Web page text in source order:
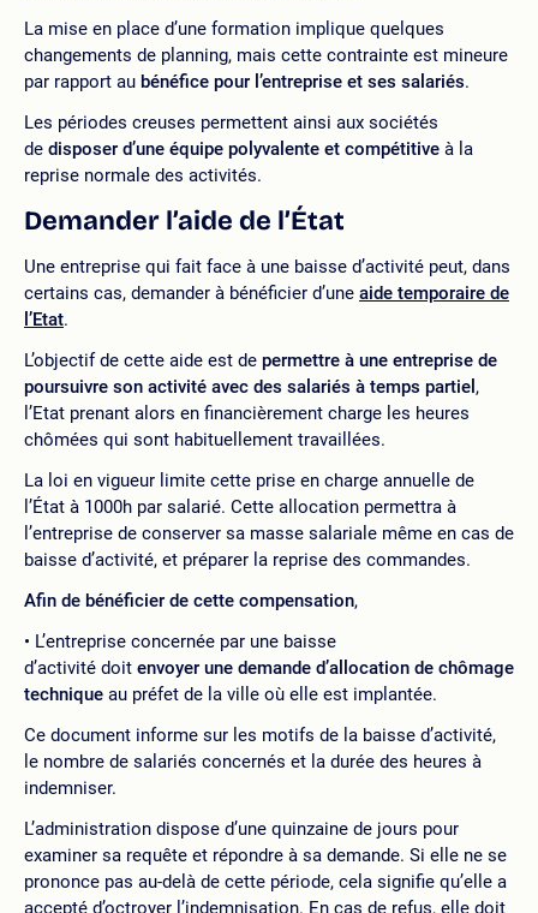
La mise en place d’une formation implique quelques
changements de planning, mais cette contrainte est mineure
par rapport au bénéfice pour l’entreprise et ses salariés.
Les périodes creuses permettent ainsi aux sociétés
de disposer d’une équipe polyvalente et compétitive à la
reprise normale des activités.
Demander l’aide de l’État
Une entreprise qui fait face à une baisse d’activité peut, dans
certains cas, demander à bénéficier d’une aide temporaire de
l’Etat.
L’objectif de cette aide est de permettre à une entreprise de
poursuivre son activité avec des salariés à temps partiel ,
l’Etat prenant alors en financièrement charge les heures
chômées qui sont habituellement travaillées.
La loi en vigueur limite cette prise en charge annuelle de
l’État à 1000h par salarié. Cette allocation permettra à
l’entreprise de conserver sa masse salariale même en cas de
baisse d’activité, et préparer la reprise des commandes.
Afin de bénéficier de cette compensation,
L’entreprise concernée par une baisse
d’activité doit envoyer une demande d’allocation de chômage
technique au préfet de la ville où elle est implantée.
Ce document informe sur les motifs de la baisse d’activité,
le nombre de salariés concernés et la durée des heures à
indemniser.
L’administration dispose d’une quinzaine de jours pour
examiner sa requête et répondre à sa demande. Si elle ne se
prononce pas au-delà de cette période, cela signifie qu’elle a
accepté d’octroyer l’indemnisation. En cas de refus, elle doit